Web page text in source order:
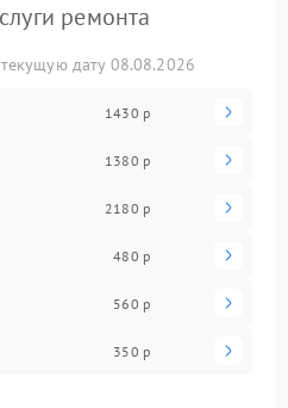
ремонта
дату 08.08.2026
1430 р
1380 р
2180 р
480 р
560 р
350 р